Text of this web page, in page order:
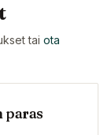
tai ota
paras